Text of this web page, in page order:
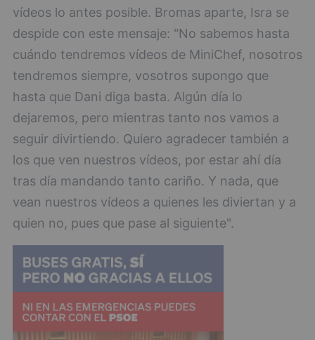
vídeos lo antes posible. Bromas aparte, Isra se
despide con este mensaje: "No sabemos hasta
cuándo tendremos vídeos de MiniChef, nosotros
tendremos siempre, vosotros supongo que
hasta que Dani diga basta. Algún día lo
dejaremos, pero mientras tanto nos vamos a
seguir divirtiendo. Quiero agradecer también a
los que ven nuestros vídeos, por estar ahí día
tras día mandando tanto cariño. Y nada, que
vean nuestros vídeos a quienes les diviertan y a
quien no, pues que pase al siguiente".